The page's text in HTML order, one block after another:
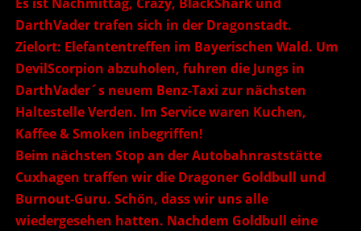
Es ist Nachmittag, Crazy, BlackShark und
DarthVader trafen sich in der Dragonstadt.
Zielort: Elefantentreffen im Bayerischen Wald. Um
DevilScorpion abzuholen, fuhren die Jungs in
DarthVader´s neuem Benz-Taxi zur nächsten
Haltestelle Verden. Im Service waren Kuchen,
Kaffee & Smoken inbegriffen!
Beim nächsten Stop an der Autobahnraststätte
Cuxhagen traffen wir die Dragoner Goldbull und
Burnout-Guru. Schön, dass wir uns alle
wiedergesehen hatten. Nachdem Goldbull eine